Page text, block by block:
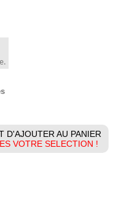
D'AJOUTER AU PANIER
VOTRE SELECTION !